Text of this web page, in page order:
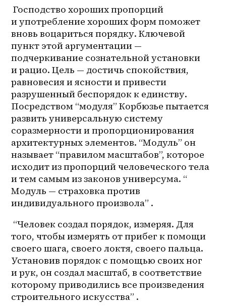
Господство хороших пропорций
и употребление хороших форм поможет
вновь воцариться порядку. Ключевой
пункт этой аргументации —
подчеркивание сознательной установки
и рацио. Цель — достичь спокойствия,
равновесия и ясности и привести
разрушенный беспорядок к единству.
Посредством “модуля” Корбюзье пытается
развить универсальную систему
соразмерности и пропорционирования
архитектурных элементов. “Модуль” он
называет “правилом масштабов”, которое
исходит из пропорций человеческого тела
и тем самым из законов универсума. “
Модуль — страховка против
индивидуального произвола” .
того, чтобы измерять от прибег к помощи
своего шага, своего локтя, своего пальца.
Установив порядок с помощью своих ног
и рук, он создал масштаб, в соответствие
которому приводились все произведения
строительного искусства” .